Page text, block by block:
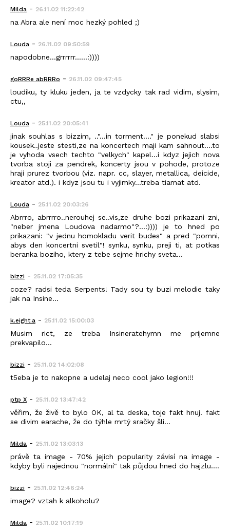
Milda - 26.11.02 11:22:42
na Abra ale není moc hezký pohled ;)
Louda - 26.11.02 09:50:59
napodobne...grrrrrr......:))))
goRRRe abRRRo - 26.11.02 09:47:45
loudiku, ty kluku jeden, ja te vzdycky tak rad vidim, slysim,
ctu,,
Louda - 25.11.02 20:05:41
jinak souhlas s bizzim, .."...in torment...." je ponekud slabsi
kousek..jeste stesti,ze na koncertech maji kam sahnout....to
je vyhoda vsech techto "velkych" kapel...i kdyz jejich nova
tvorba stoji za pendrek, koncerty jsou v pohode, protoze
hraji prurez tvorbou (viz. napr. cc, slayer, metallica, deicide,
kreator atd.). i kdyz jsou tu i vyjimky...treba tiamat atd.
Louda - 25.11.02 20:03:26
Abrrro, abrrrro..nerouhej se..vis,ze druhe bozi prikazani zni,
"neber jmena Loudova nadarmo"?...:)))) je to hned po
prikazani: "v jednu homokladu verit budes" a pred "pomni,
abys den koncertni svetil"! synku, synku, preji ti, at potkas
beranka boziho, ktery z tebe sejme hrichy sveta...
bizzi - 25.11.02 17:05:35
coze? radsi teda Serpents! Tady sou ty buzi melodie taky
jak na Insine...
k.eight.a - 25.11.02 15:00:03
Musim rict, ze treba Insineratehymn me prijemne
prekvapilo...
bizzi - 25.11.02 14:02:08
t5eba je to nakopne a udelaj neco cool jako legion!!!
ptp X - 25.11.02 13:47:42
věřim, že živě to bylo OK, al ta deska, toje fakt hnuj. fakt
se divim earache, že do týhle mrtý sračky šli...
Milda - 25.11.02 13:03:13
právě ta image - 70% jejich popularity závisí na image -
kdyby byli najednou "normální" tak půjdou hned do hajzlu....
bizzi - 25.11.02 12:46:24
image? vztah k alkoholu?
Milda - 25.11.02 10:17:19